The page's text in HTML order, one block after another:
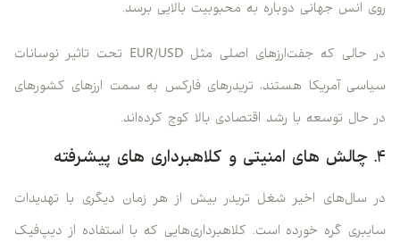
روی انس جهانی دوباره به محبوبیت بالایی برسد.
در حالی که جفت‌ارزهای اصلی مثل EUR/USD تحت تاثیر نوسانات
سیاسی آمریکا هستند، تریدرهای فارکس به سمت ارزهای کشورهای
در حال توسعه با رشد اقتصادی بالا کوچ کرده‌اند.
۴. چالش های امنیتی و کلاهبرداری های پیشرفته
در سال‌های اخیر شغل تریدر بیش از هر زمان دیگری با تهدیدات
سایبری گره خورده است. کلاهبرداری‌هایی که با استفاده از دیپ‌فیک